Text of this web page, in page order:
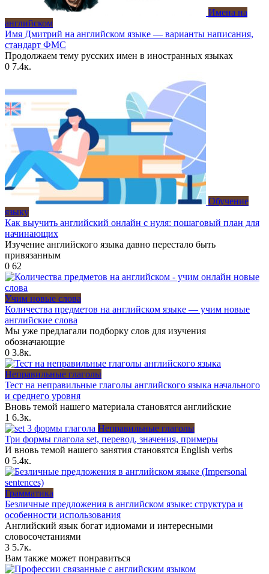
Имена на
английском
Имя Дмитрий на английском языке — варианты написания,
стандарт ФМС
Продолжаем тему русских имен в иностранных языках
0 7.4к.
Обучение
языку
Как выучить английский онлайн с нуля: пошаговый план для
начинающих
Изучение английского языка давно перестало быть
привязанным
0 62
Учим новые слова
Количества предметов на английском языке — учим новые
английские слова
Мы уже предлагали подборку слов для изучения
обозначающие
0 3.8к.
Неправильные глаголы
Тест на неправильные глаголы английского языка начального
и среднего уровня
Вновь темой нашего материала становятся английские
1 6.3к.
Неправильные глаголы
Три формы глагола set, перевод, значения, примеры
И вновь темой нашего занятия становятся English verbs
0 5.4к.
Грамматика
Безличные предложения в английском языке: структура и
особенности использования
Английский язык богат идиомами и интересными
словосочетаниями
3 5.7к.
Вам также может понравиться